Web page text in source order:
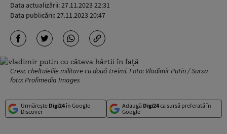
Data actualizării:27.11.2023 22:31
Data publicării:27.11.2023 20:47
Cresc cheltuielile militare cu două treimi. Foto: Vladimir Putin / Sursa
foto: Profimedia Images
Urmărește Digi24în Google
Discover
Adaugă Digi24ca sursă preferată în
Google